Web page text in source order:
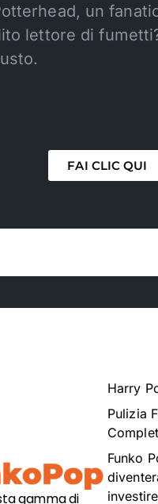
un
lettore di
FAI CLIC QUI
gamma di
Harry
Pulizia
Funko
investire